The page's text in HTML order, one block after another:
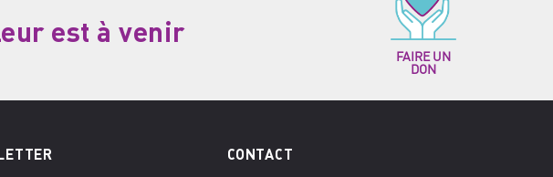
est à venir
FAIRE UN
DON
CONTACT